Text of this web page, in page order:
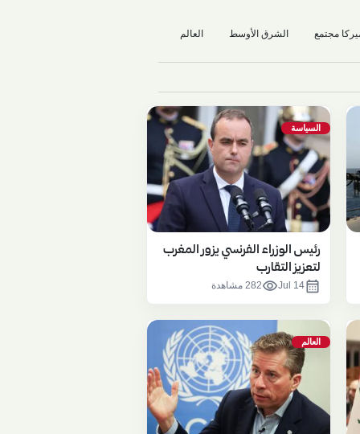
مجتمع الشرق الأوسط العالم
السياسة
رئيس الوزراء الفرنسي يزور المغرب
لتعزيز التقارب
calendar_month
Jul 14
visibility282 مشاهدة
العالم